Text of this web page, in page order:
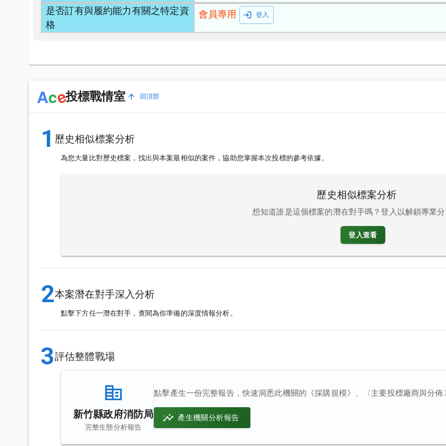
是否訂有與履約能力有關之特定資
格
會員專用 登入
Ace投標戰情室 回頂部
1 歷史相似標案分析
為您大量比對歷史標案，找出與本案最相似的案件，協助您掌握本次投標的參考依據。
歷史相似標案分析
想知道誰是這個標案的潛在對手嗎？登入以解鎖專業
登入查看
2本案潛在對手深入分析
點擊下方任一潛在對手，查閱為你準備的深度情報分析。
3評估整體戰場
新竹縣政府消防局
完整生態分析報告
點擊產生一份完整報告，快速洞悉此機關的《採購規模》、〈主要投標廠商與分
產生機關分析報告